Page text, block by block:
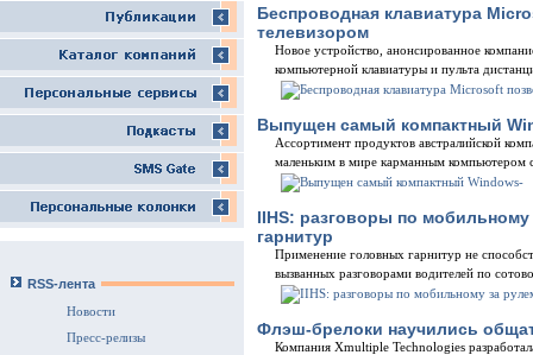
RSS-лента
Новости
Пресс-релизы
Беспроводная клавиатура
телевизором
Новое устройство, анонсированное
компьютерной клавиатуры и пульта
Выпущен самый компактный
Ассортимент продуктов австралийской
маленьким в мире карманным компьютером
IIHS: разговоры по
гарнитур
Применение головных гарнитур не
вызванных разговорами водителей по
Флэш-брелоки научились
Компания Xmultiple Technologies